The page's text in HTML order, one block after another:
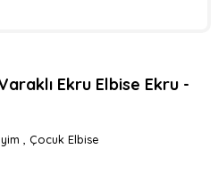
Ekru Elbise Ekru -
Çocuk Elbise